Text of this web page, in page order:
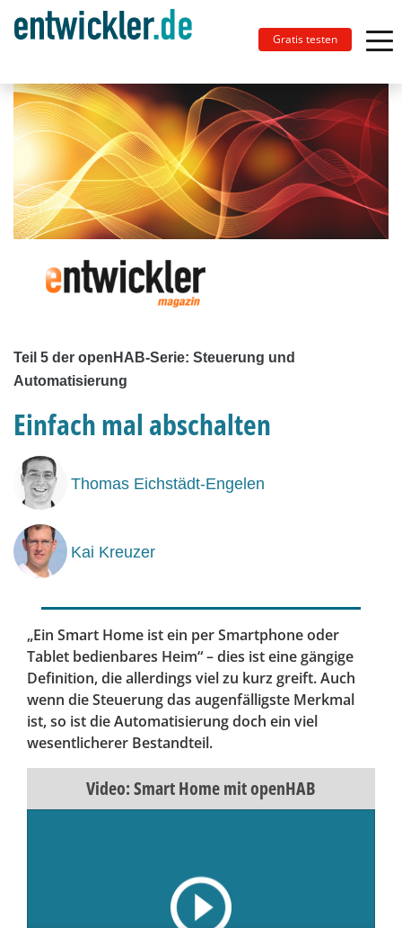
Gratis testen
Teil 5 der openHAB-Serie: Steuerung und
Automatisierung
Einfach mal abschalten
Thomas Eichstädt-Engelen
Kai Kreuzer
„Ein Smart Home ist ein per Smartphone oder
Tablet bedienbares Heim“ – dies ist eine gängige
Definition, die allerdings viel zu kurz greift. Auch
wenn die Steuerung das augenfälligste Merkmal
ist, so ist die Automatisierung doch ein viel
wesentlicherer Bestandteil.
Video: Smart Home mit openHAB